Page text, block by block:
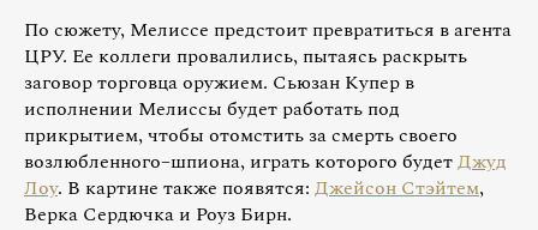
По сюжету, Мелиссе предстоит превратиться в агента
ЦРУ. Ее коллеги провалились, пытаясь раскрыть
заговор торговца оружием. Сьюзан Купер в
исполнении Мелиссы будет работать под
прикрытием, чтобы отомстить за смерть своего
возлюбленного–шпиона, играть которого будетДжуд
Лоу. В картине также появятся: Джейсон Стэйтем,
Верка Сердючка и Роуз Бирн.